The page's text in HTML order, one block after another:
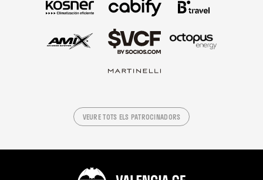
VEURE TOTS ELS PATROCINADORS